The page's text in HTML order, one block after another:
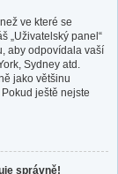
ve které se
„Uživatelský panel“
aby odpovídala vaší
Sydney atd.
jako většinu
ještě nejste
správně!